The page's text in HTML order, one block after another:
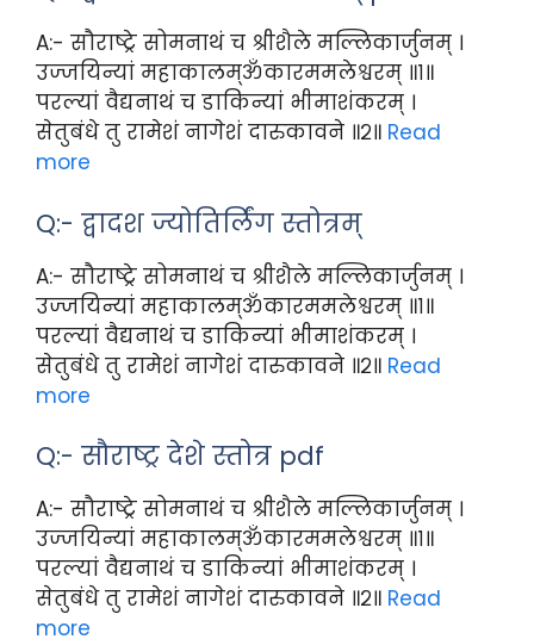
A:- सौराष्ट्रे सोमनाथं च श्रीशैले मल्लिकार्जुनम् ।
उज्जयिन्यां महाकालम्ॐकारममलेश्वरम् ॥१॥
परल्यां वैद्यनाथं च डाकिन्यां भीमाशंकरम् ।
सेतुबंधे तु रामेशं नागेशं दारुकावने ॥२॥ Read
more
Q:- द्वादश ज्योतिर्लिंग स्तोत्रम्
A:- सौराष्ट्रे सोमनाथं च श्रीशैले मल्लिकार्जुनम् ।
उज्जयिन्यां महाकालम्ॐकारममलेश्वरम् ॥१॥
परल्यां वैद्यनाथं च डाकिन्यां भीमाशंकरम् ।
सेतुबंधे तु रामेशं नागेशं दारुकावने ॥२॥ Read
more
Q:- सौराष्ट्र देशे स्तोत्र pdf
A:- सौराष्ट्रे सोमनाथं च श्रीशैले मल्लिकार्जुनम् ।
उज्जयिन्यां महाकालम्ॐकारममलेश्वरम् ॥१॥
परल्यां वैद्यनाथं च डाकिन्यां भीमाशंकरम् ।
सेतुबंधे तु रामेशं नागेशं दारुकावने ॥२॥ Read
more